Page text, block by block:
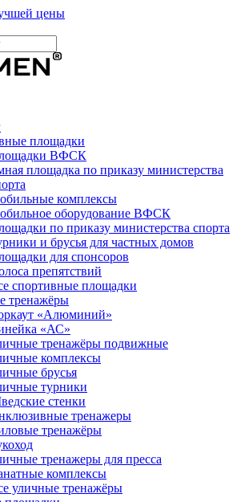
цены
площадки
ВФСК
площадка по приказу министерства
комплексы
оборудование ВФСК
по приказу министерства спорта
и брусья для частных домов
для спонсоров
препятствий
спортивные площадки
тренажёры
«Алюминий»
«АС»
тренажёры подвижные
комплексы
брусья
турники
стенки
тренажеры
тренажёры
тренажеры для пресса
комплексы
уличные тренажёры